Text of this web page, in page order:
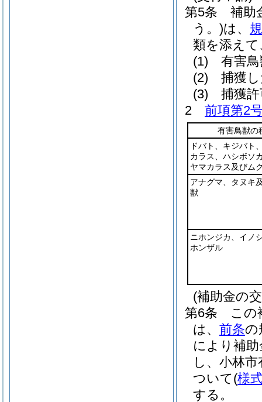
第5条
補助
う。)は、
類を添え
(1)
有害
(2)
捕獲
(3)
捕獲
2
前項第2
有害鳥獣の
ドバト、キジバト
カラス、ハシボソ
ヤマカラス及びム
アナグマ、タヌキ
獣
ニホンジカ、イノ
ホンザル
(補助金の
第6条
この
は、 前条の
により補
し、小林
ついて(様
する。